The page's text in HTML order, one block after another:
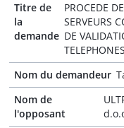
Titre de
la
demande
PROCEDE
SERVEURS
DE
Nom du demandeur
Nom de
l'opposant